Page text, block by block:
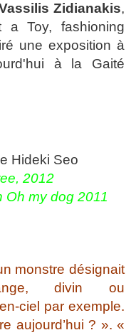
Zidianakis,
Toy, fashioning
une exposition à
à la Gaité
2012
Oh my dog 2011
monstre désignait
divin ou
ciel par exemple.
aujourd’hui ? ». «